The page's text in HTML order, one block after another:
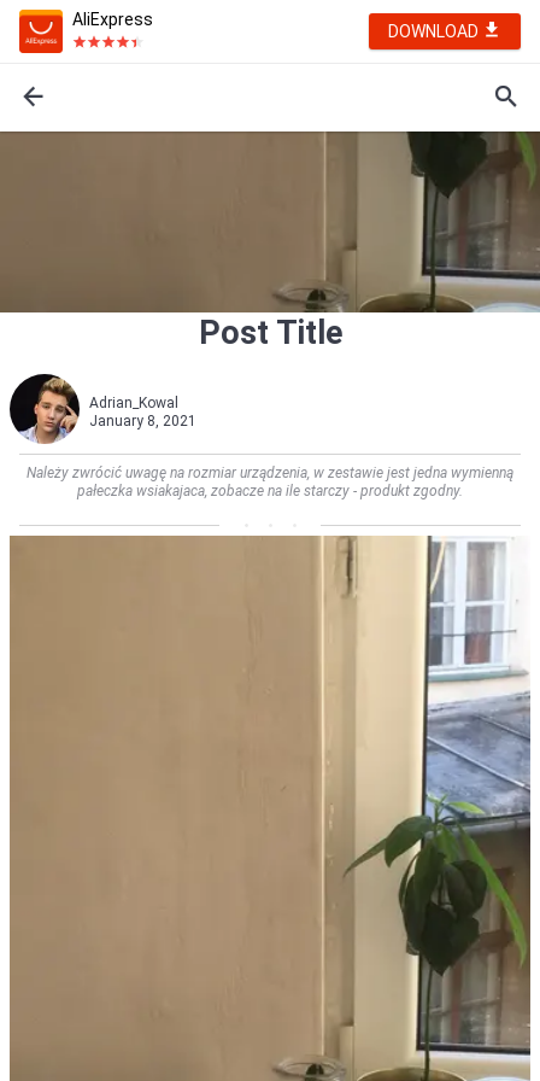
AliExpress
DOWNLOAD
Post Title
Adrian_Kowal
January 8, 2021
Należy zwrócić uwagę na rozmiar urządzenia, w zestawie jest jedna wymienną
pałeczka wsiakajaca, zobacze na ile starczy - produkt zgodny.